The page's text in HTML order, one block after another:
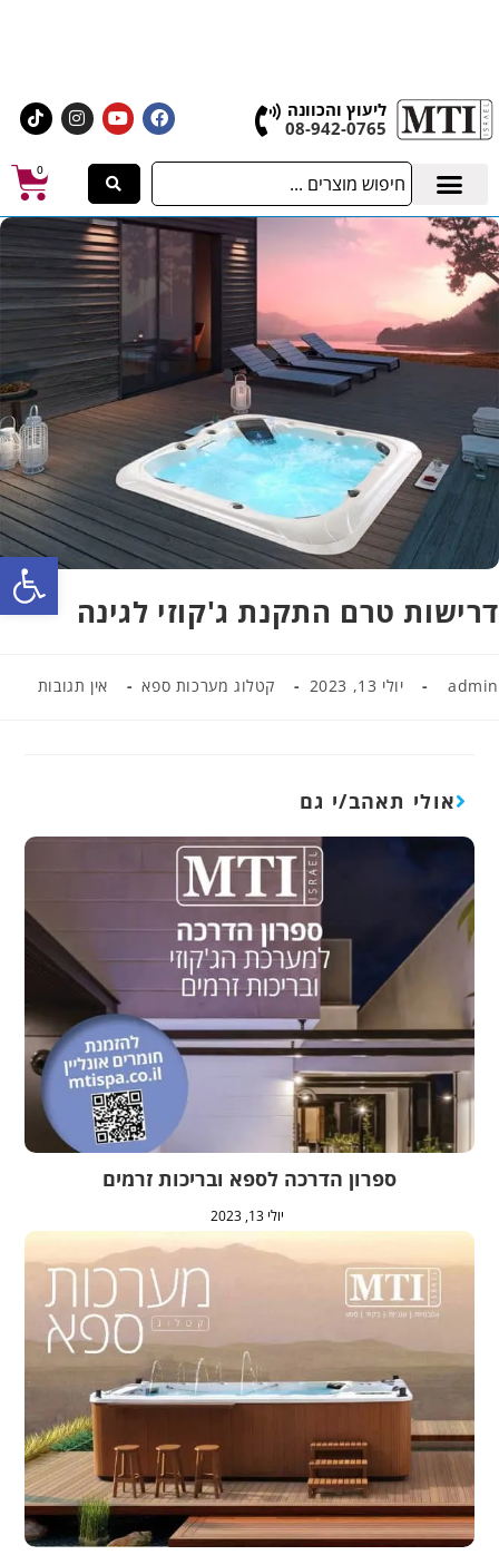
פתח סרגל נגישות
ליעוץ והכוונה
08-942-0765
0
דרישות טרם התקנת ג'קוזי לגינה
admin יולי 13, 2023 קטלוג מערכות ספא אין תגובות
אולי תאהב/י גם
ספרון הדרכה לספא ובריכות זרמים
יולי 13, 2023